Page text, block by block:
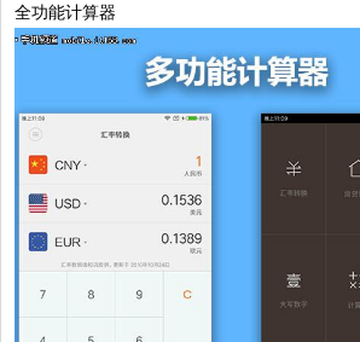
全功能计算器